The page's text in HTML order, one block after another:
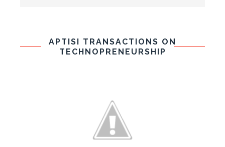
APTISI TRANSACTIONS ON
TECHNOPRENEURSHIP